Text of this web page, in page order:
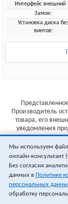
Интерфейс внешний
Замок:
Установка диска
винтов:
Производитель
товара, его
уведомления
Указанные цены
Стоимость
Мы используем
онлайн-консультант
Без согласия
данных в Политике
персональных
обработку